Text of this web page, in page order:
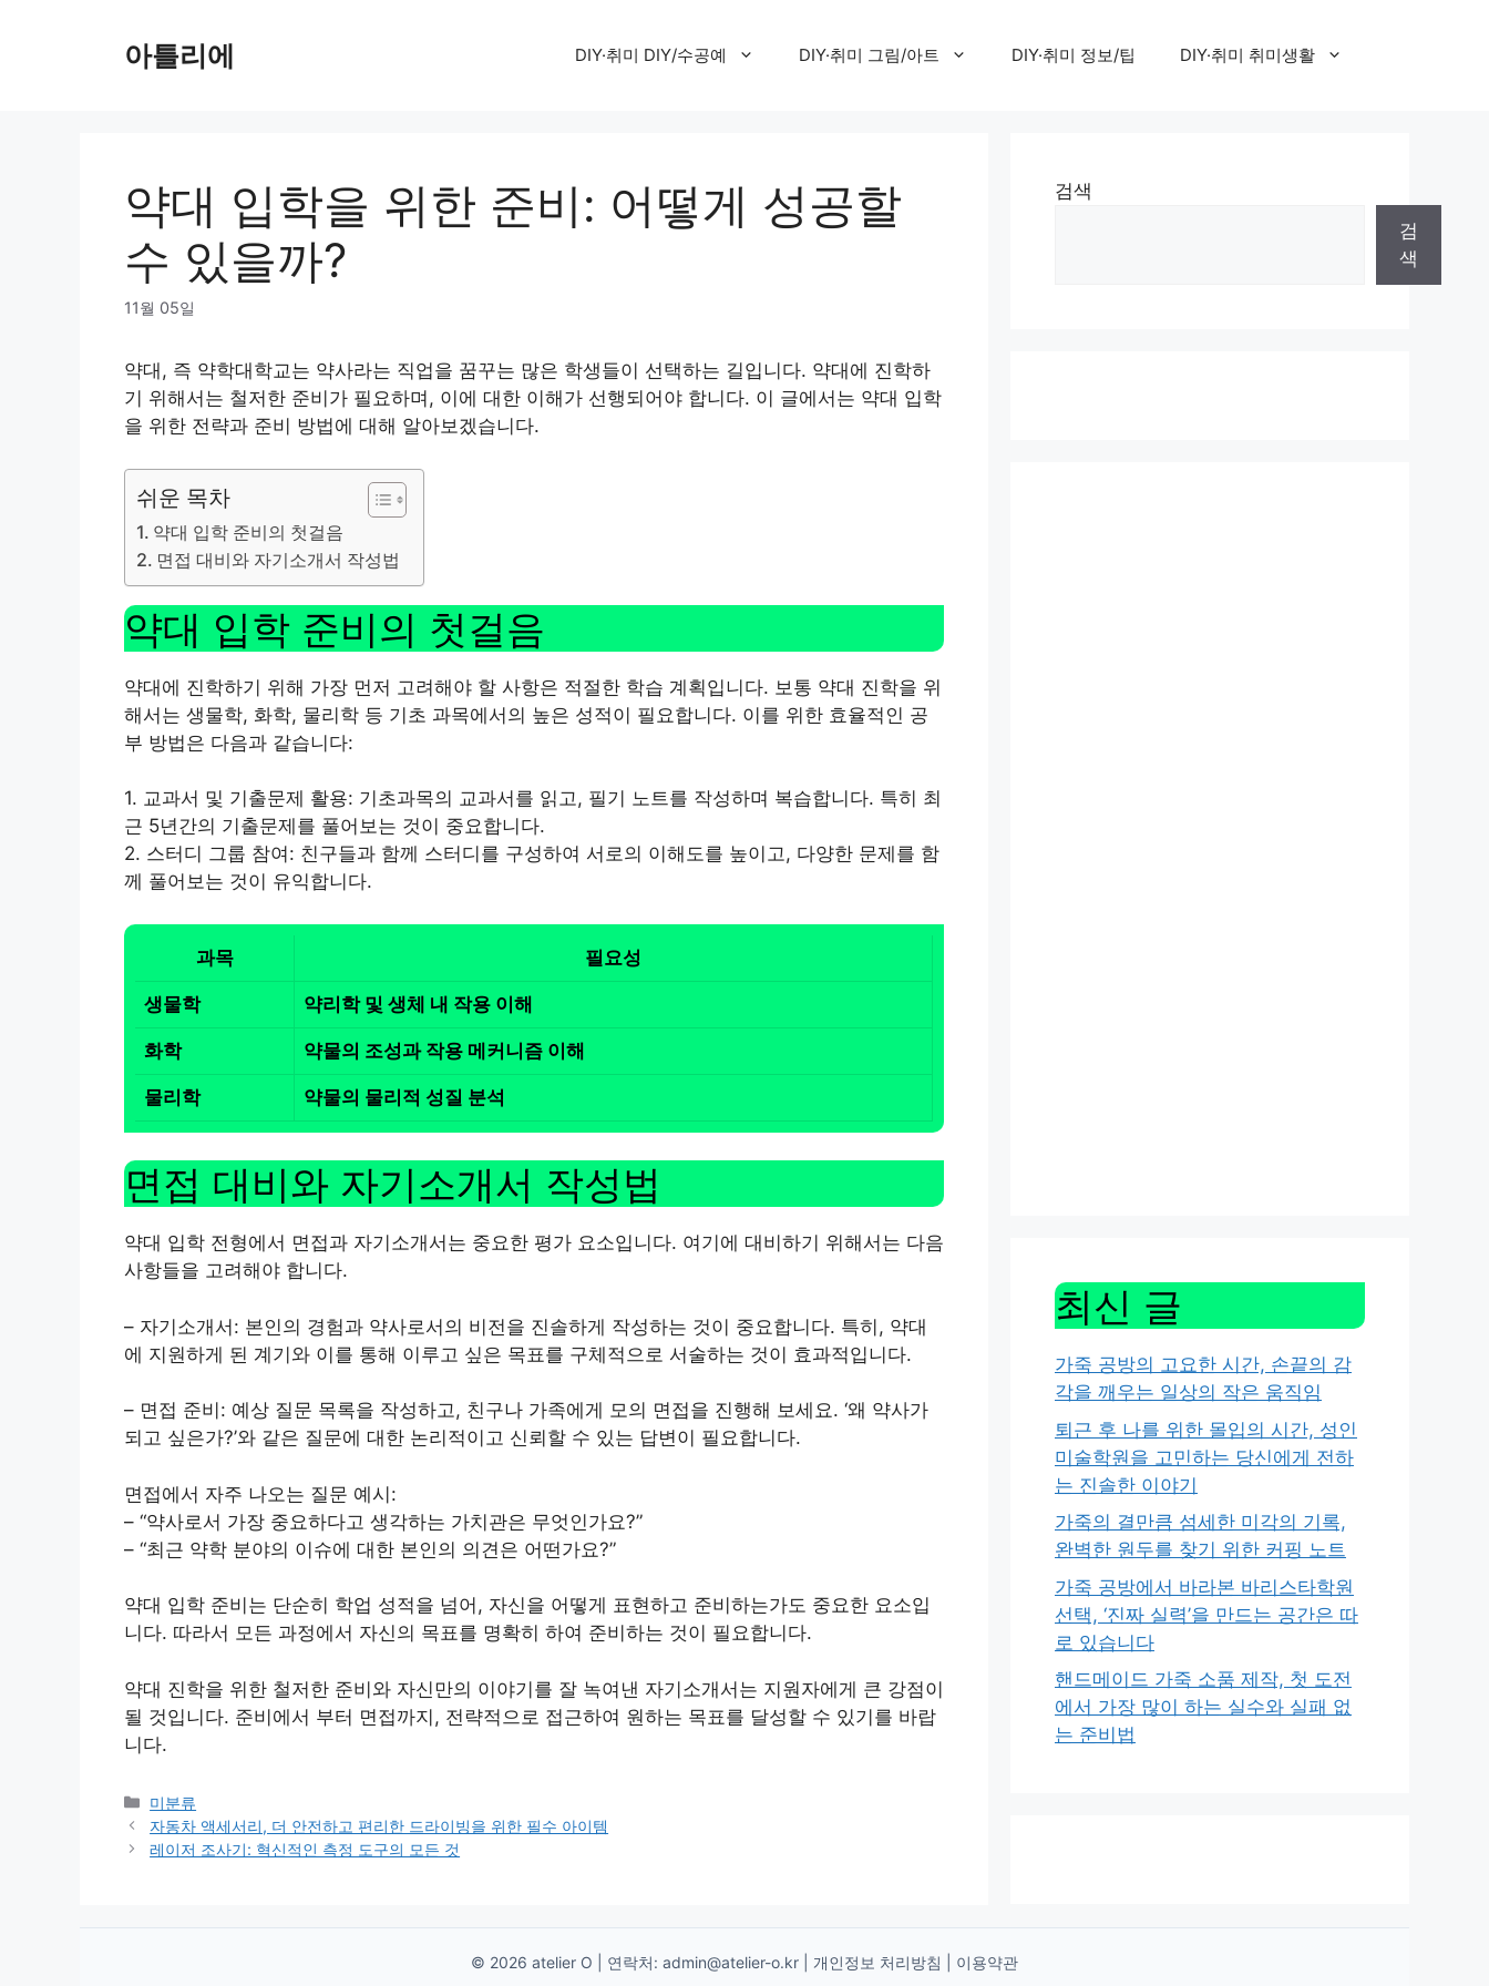
아틀리에 DIY·취미 DIY/수공예 DIY·취미 그림/아트 DIY·취미 정보/팁 DIY·취미 취미생활
약대 입학을 위한 준비: 어떻게 성공할
수 있을까?
11월 05일
약대, 즉 약학대학교는 약사라는 직업을 꿈꾸는 많은 학생들이 선택하는 길입니다. 약대에 진학하
기 위해서는 철저한 준비가 필요하며, 이에 대한 이해가 선행되어야 합니다. 이 글에서는 약대 입학
을 위한 전략과 준비 방법에 대해 알아보겠습니다.
쉬운 목차
약대 입학 준비의 첫걸음
면접 대비와 자기소개서 작성법
약대 입학 준비의 첫걸음
약대에 진학하기 위해 가장 먼저 고려해야 할 사항은 적절한 학습 계획입니다. 보통 약대 진학을 위
해서는 생물학, 화학, 물리학 등 기초 과목에서의 높은 성적이 필요합니다. 이를 위한 효율적인 공
부 방법은 다음과 같습니다:
1. 교과서 및 기출문제 활용: 기초과목의 교과서를 읽고, 필기 노트를 작성하며 복습합니다. 특히 최
근 5년간의 기출문제를 풀어보는 것이 중요합니다.
2. 스터디 그룹 참여: 친구들과 함께 스터디를 구성하여 서로의 이해도를 높이고, 다양한 문제를 함
께 풀어보는 것이 유익합니다.
과목 필요성
생물학 약리학 및 생체 내 작용 이해
화학 약물의 조성과 작용 메커니즘 이해
물리학 약물의 물리적 성질 분석
면접 대비와 자기소개서 작성법
약대 입학 전형에서 면접과 자기소개서는 중요한 평가 요소입니다. 여기에 대비하기 위해서는 다음
사항들을 고려해야 합니다.
– 자기소개서: 본인의 경험과 약사로서의 비전을 진솔하게 작성하는 것이 중요합니다. 특히, 약대
에 지원하게 된 계기와 이를 통해 이루고 싶은 목표를 구체적으로 서술하는 것이 효과적입니다.
– 면접 준비: 예상 질문 목록을 작성하고, 친구나 가족에게 모의 면접을 진행해 보세요. ‘왜 약사가
되고 싶은가?’와 같은 질문에 대한 논리적이고 신뢰할 수 있는 답변이 필요합니다.
면접에서 자주 나오는 질문 예시:
– “약사로서 가장 중요하다고 생각하는 가치관은 무엇인가요?”
– “최근 약학 분야의 이슈에 대한 본인의 의견은 어떤가요?”
약대 입학 준비는 단순히 학업 성적을 넘어, 자신을 어떻게 표현하고 준비하는가도 중요한 요소입
니다. 따라서 모든 과정에서 자신의 목표를 명확히 하여 준비하는 것이 필요합니다.
약대 진학을 위한 철저한 준비와 자신만의 이야기를 잘 녹여낸 자기소개서는 지원자에게 큰 강점이
될 것입니다. 준비에서 부터 면접까지, 전략적으로 접근하여 원하는 목표를 달성할 수 있기를 바랍
니다.
Categories
미분류
자동차 액세서리, 더 안전하고 편리한 드라이빙을 위한 필수 아이템
레이저 조사기: 혁신적인 측정 도구의 모든 것
검색
검
색
최신 글
가죽 공방의 고요한 시간, 손끝의 감
각을 깨우는 일상의 작은 움직임
퇴근 후 나를 위한 몰입의 시간, 성인
미술학원을 고민하는 당신에게 전하
는 진솔한 이야기
가죽의 결만큼 섬세한 미각의 기록,
완벽한 원두를 찾기 위한 커핑 노트
가죽 공방에서 바라본 바리스타학원
선택, ‘진짜 실력’을 만드는 공간은 따
로 있습니다
핸드메이드 가죽 소품 제작, 첫 도전
에서 가장 많이 하는 실수와 실패 없
는 준비법
© 2026 atelier O | 연락처: admin@atelier-o.kr 개인정보 처리방침 이용약관